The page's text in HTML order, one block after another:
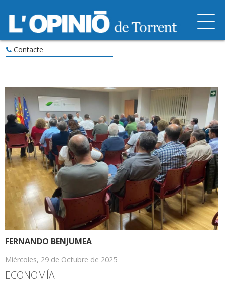
Contacte
FERNANDO BENJUMEA
Miércoles, 29 de Octubre de 2025
ECONOMÍA